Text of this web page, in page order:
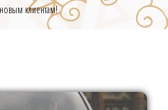
клиентам!